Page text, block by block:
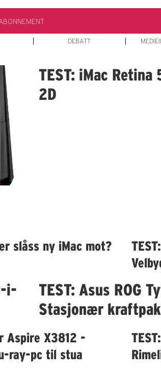
DEBATT
TEST: iMac
2D
slåss ny iMac mot?
i-
TEST: Asus ROG
Stasjonær
Aspire X3812 -
ray-pc til stua